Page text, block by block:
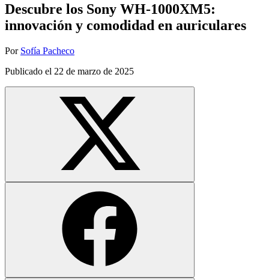
Descubre los Sony WH-1000XM5:
innovación y comodidad en auriculares
Por Sofía Pacheco
Publicado el 22 de marzo de 2025